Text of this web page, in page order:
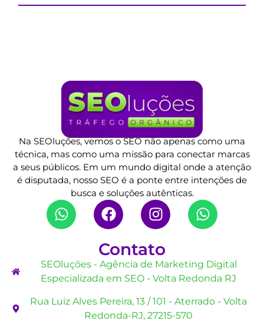
Na SEOluções, vemos o SEO não apenas como uma
técnica, mas como uma missão para conectar marcas
a seus públicos. Em um mundo digital onde a atenção
é disputada, nosso SEO é a ponte entre intenções de
busca e soluções autênticas.
Contato
SEOluções - Agência de Marketing Digital
Especializada em SEO - Volta Redonda RJ
Rua Luiz Alves Pereira, 13 / 101 - Aterrado - Volta
Redonda-RJ, 27215-570